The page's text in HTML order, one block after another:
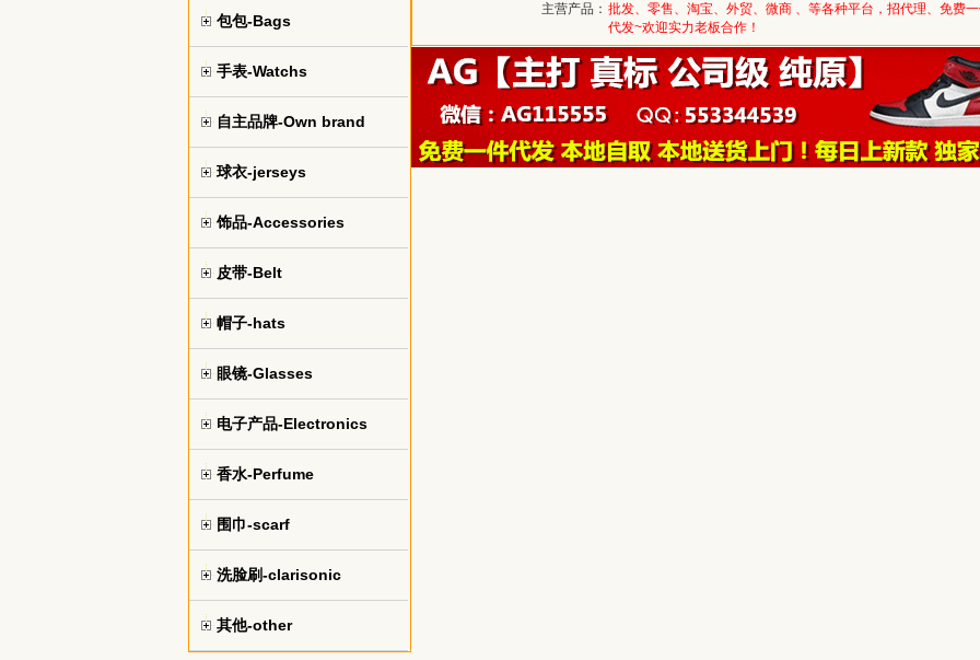
包包-Bags
手表-Watchs
自主品牌-Own brand
球衣-jerseys
饰品-Accessories
皮带-Belt
帽子-hats
眼镜-Glasses
电子产品-Electronics
香水-Perfume
围巾-scarf
洗脸刷-clarisonic
其他-other
主营产品： 批发、零售、淘宝、外贸、微商 、等各种平台，招代理、免费
代发~欢迎实力老板合作！